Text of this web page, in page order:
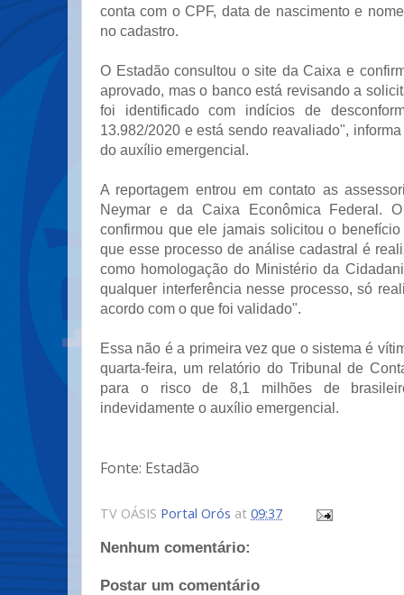
conta com o CPF, data de nascimento e
no cadastro.
O Estadão consultou o site da Caixa e
aprovado, mas o banco está revisando a
foi identificado com indícios de
13.982/2020 e está sendo reavaliado",
do auxílio emergencial.
A reportagem entrou em contato as
Neymar e da Caixa Econômica Federal.
confirmou que ele jamais solicitou o
que esse processo de análise cadastral é
como homologação do Ministério da
qualquer interferência nesse processo, só
acordo com o que foi validado".
Essa não é a primeira vez que o sistema é
quarta-feira, um relatório do Tribunal de
para o risco de 8,1 milhões de
indevidamente o auxílio emergencial.
Fonte: Estadão
TV OÁSIS Portal Orós at 09:37
Nenhum comentário:
Postar um comentário